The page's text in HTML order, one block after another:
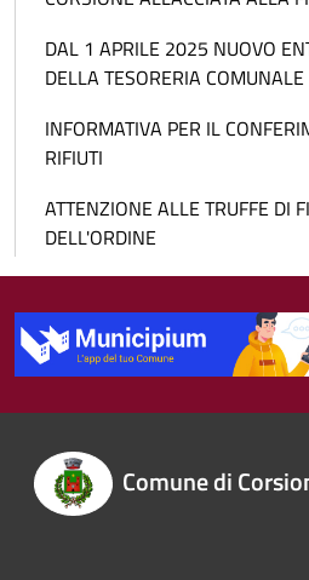
DAL 1 APRILE 2025 NUOVO
DELLA TESORERIA
INFORMATIVA PER IL
RIFIUTI
ATTENZIONE ALLE TRUFFE DI
DELL'ORDINE
Comune di